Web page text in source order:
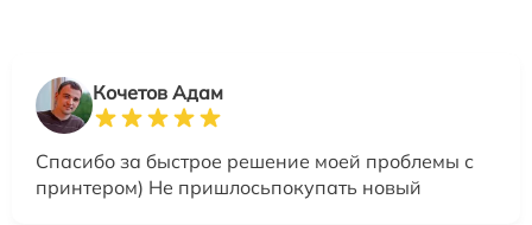
Кочетов Адам
Спасибо за быстрое решение моей проблемы с
принтером) Не пришлосьпокупать новый